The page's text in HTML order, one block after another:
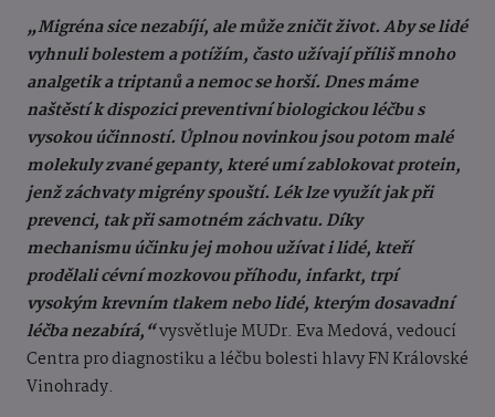
„Migréna sice nezabíjí, ale může zničit život. Aby se lidé
vyhnuli bolestem a potížím, často užívají příliš mnoho
analgetik a triptanů a nemoc se horší. Dnes máme
naštěstí k dispozici preventivní biologickou léčbu s
vysokou účinností. Úplnou novinkou jsou potom malé
molekuly zvané gepanty, které umí zablokovat protein,
jenž záchvaty migrény spouští. Lék lze využít jak při
prevenci, tak při samotném záchvatu. Díky
mechanismu účinku jej mohou užívat i lidé, kteří
prodělali cévní mozkovou příhodu, infarkt, trpí
vysokým krevním tlakem nebo lidé, kterým dosavadní
léčba nezabírá,“vysvětluje MUDr. Eva Medová, vedoucí
Centra pro diagnostiku a léčbu bolesti hlavy FN Královské
Vinohrady.